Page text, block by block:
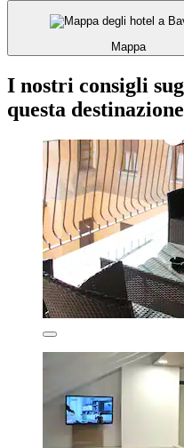
Mappa
I nostri consigli
questa